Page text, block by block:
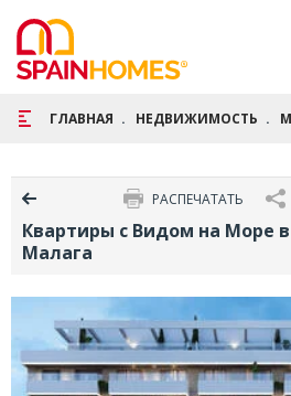
ГЛАВНАЯ НЕДВИЖИМОСТЬ
РАСПЕЧАТАТЬ
Квартиры с Видом на Море
Малага